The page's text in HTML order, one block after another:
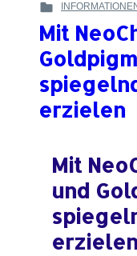
ON
:
POSTED
IN
Mit
erzielen
Mit
und
erzielen